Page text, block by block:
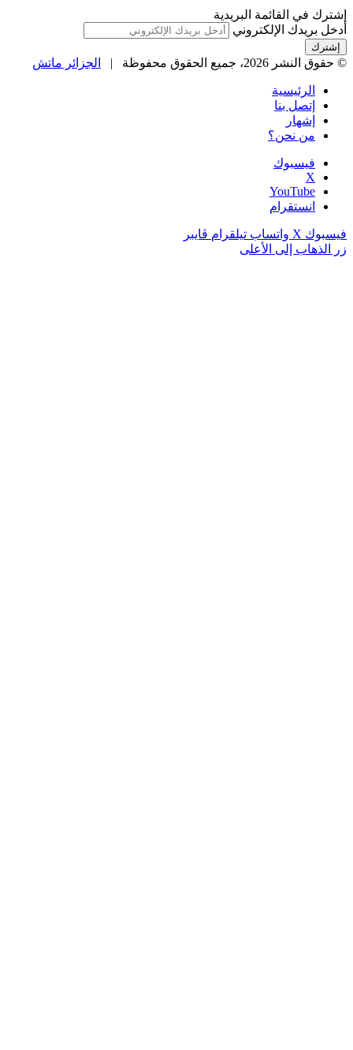
إشترك في القائمة البريدية
أدخل بريدك الإلكتروني
© حقوق النشر 2026، جميع الحقوق محفوظة | الجزائر ماتش
الرئيسية
إتصل بنا
إشهار
من نحن؟
فيسبوك
‫X
‫YouTube
انستقرام
فيسبوك ‫X واتساب تيلقرام ڤايبر
زر الذهاب إلى الأعلى